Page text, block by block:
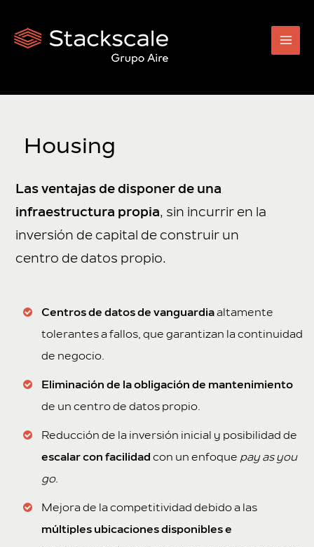
contenido
Housing
Las ventajas de disponer de una
infraestructura propia, sin incurrir en la
inversión de capital de construir un
centro de datos propio.
Centros de datos de vanguardiaaltamente
tolerantes a fallos, que garantizan la continuidad
de negocio.
Eliminación de la obligación de mantenimiento
de un centro de datos propio.
Reducción de la inversión inicial y posibilidad de
escalar con facilidad con un enfoque pay as you
go.
Mejora de la competitividad debido a las
múltiples ubicaciones disponibles e